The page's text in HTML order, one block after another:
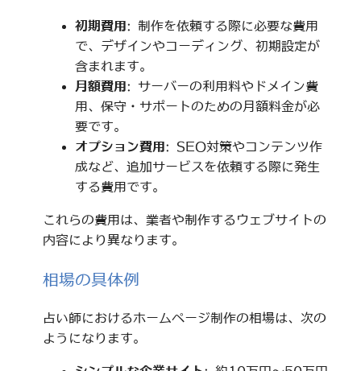
初期費用: 制作を依頼する際に必要な費用
で、デザインやコーディング、初期設定が
含まれます。
月額費用: サーバーの利用料やドメイン費
用、保守・サポートのための月額料金が必
要です。
オプション費用: SEO対策やコンテンツ作
成など、追加サービスを依頼する際に発生
する費用です。
これらの費用は、業者や制作するウェブサイトの
内容により異なります。
相場の具体例
占い師におけるホームページ制作の相場は、次の
ようになります。